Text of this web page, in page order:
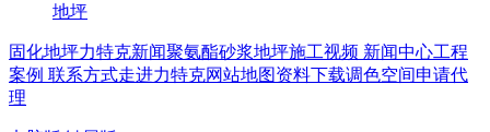
地坪
固化地坪力特克新闻聚氨酯砂浆地坪施工视频 新闻中心工程
案例 联系方式走进力特克网站地图资料下载调色空间申请代
理